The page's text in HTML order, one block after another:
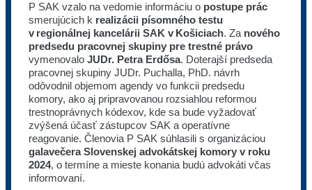
P SAK vzalo na vedomie informáciu o postupe prác
smerujúcich k realizácii písomného testu
v regionálnej kancelárii SAK v Košiciach. Za nového
predsedu pracovnej skupiny pre trestné právo
vymenovalo JUDr. Petra Erdősa. Doterajší predseda
pracovnej skupiny JUDr. Puchalla, PhD. návrh
odôvodnil objemom agendy vo funkcii predsedu
komory, ako aj pripravovanou rozsiahlou reformou
trestnoprávnych kódexov, kde sa bude vyžadovať
zvýšená účasť zástupcov SAK a operatívne
reagovanie. Členovia P SAK súhlasili s organizáciou
galavečera Slovenskej advokátskej komory v roku
2024, o termíne a mieste konania budú advokáti včas
informovaní.